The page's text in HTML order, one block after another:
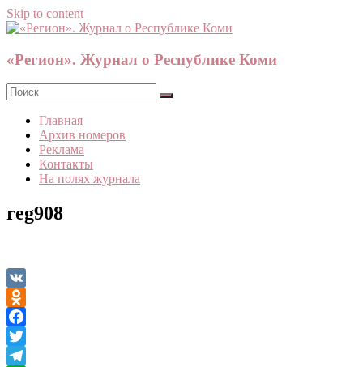
Skip to content
«Регион». Журнал о Республике Коми
Главная
Архив номеров
Реклама
Контакты
На полях журнала
reg908
VK
Odnoklassniki
Facebook
Twitter